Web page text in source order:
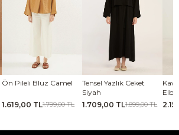
Ön Pileli Bluz Camel
1.619,00 TL1.799,00 TL
Tensel Yazlık Ceket
Siyah
1.709,00 TL1.899,00 TL